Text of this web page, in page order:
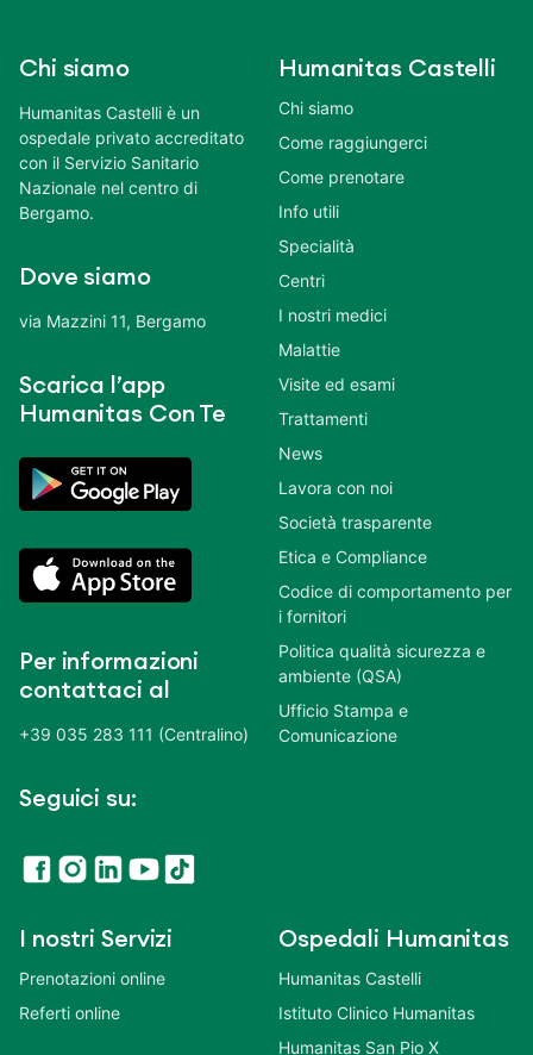
Chi siamo
Humanitas Castelli è un
ospedale privato accreditato
con il Servizio Sanitario
Nazionale nel centro di
Bergamo.
Dove siamo
via Mazzini 11, Bergamo
Scarica l’app
Humanitas Con Te
Per informazioni
contattaci al
+39 035 283 111 (Centralino)
Seguici su:
Humanitas Castelli
Chi siamo
Come raggiungerci
Come prenotare
Info utili
Specialità
Centri
I nostri medici
Malattie
Visite ed esami
Trattamenti
News
Lavora con noi
Società trasparente
Etica e Compliance
Codice di comportamento per
i fornitori
Politica qualità sicurezza e
ambiente (QSA)
Ufficio Stampa e
Comunicazione
I nostri Servizi
Prenotazioni online
Referti online
Ospedali Humanitas
Humanitas Castelli
Istituto Clinico Humanitas
Humanitas San Pio X